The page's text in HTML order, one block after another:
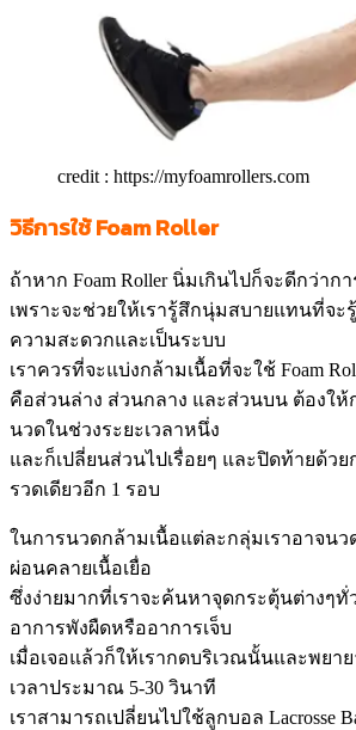
credit : https://myfoamrollers.com
วิธีการใช้ Foam Roller
ถ้าหาก Foam Roller นิ่มเกินไปก็จะดีกว่าก
เพราะจะช่วยให้เรารู้สึกนุ่มสบายแทนที่จะ
ความสะดวกและเป็นระบบ
เราควรที่จะแบ่งกล้ามเนื้อที่จะใช้ Foam
คือส่วนล่าง ส่วนกลาง และส่วนบน ต้องใ
นวดในช่วงระยะเวลาหนึ่ง
และก็เปลี่ยนส่วนไปเรื่อยๆ และปิดท้ายด้ว
รวดเดียวอีก 1 รอบ
ในการนวดกล้ามเนื้อแต่ละกลุ่มเราอาจนว
ผ่อนคลายเนื้อเยื่อ
ซึ่งง่ายมากที่เราจะค้นหาจุดกระตุ้นต่างๆทั่
อาการพังผืดหรืออาการเจ็บ
เมื่อเจอแล้วก็ให้เรากดบริเวณนั้นและพยา
เวลาประมาณ 5-30 วินาที
เราสามารถเปลี่ยนไปใช้ลูกบอล Lacrosse